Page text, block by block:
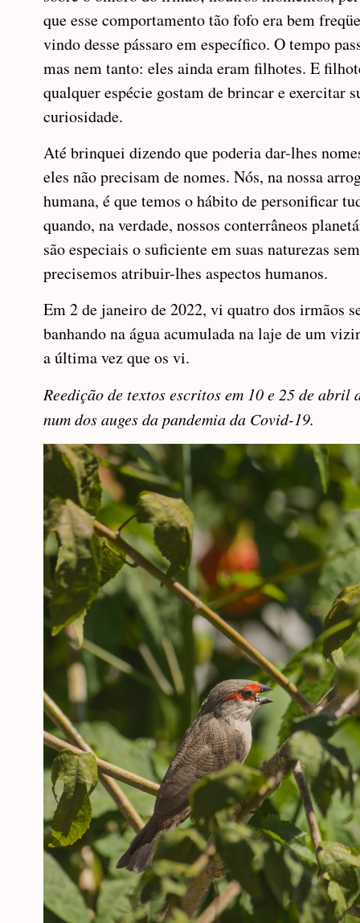
que esse comportamento tão fofo era bem
vindo desse pássaro em específico. O tempo
mas nem tanto: eles ainda eram filhotes. E
qualquer espécie gostam de brincar e exercitar
curiosidade.
Até brinquei dizendo que poderia dar-lhes
eles não precisam de nomes. Nós, na nossa
humana, é que temos o hábito de personificar
quando, na verdade, nossos conterrâneos
são especiais o suficiente em suas naturezas
precisemos atribuir-lhes aspectos humanos.
Em 2 de janeiro de 2022, vi quatro dos irmãos
banhando na água acumulada na laje de um
a última vez que os vi.
Reedição de textos escritos em 10 e 25 de abril
num dos auges da pandemia da Covid-19.